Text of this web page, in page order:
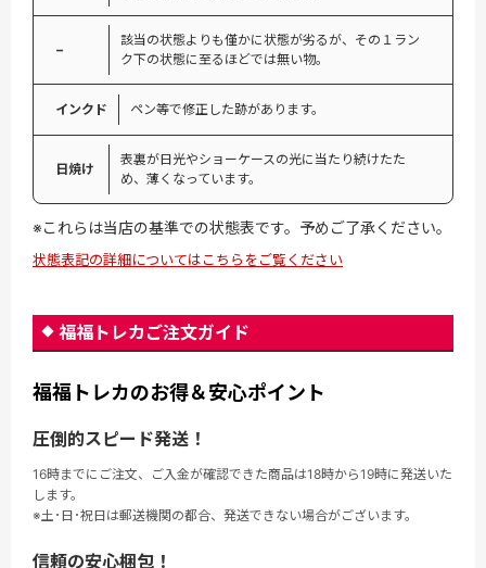
−
該当の状態よりも僅かに状態が劣るが、その１ラン
ク下の状態に至るほどでは無い物。
インクド ペン等で修正した跡があります。
日焼け
表裏が日光やショーケースの光に当たり続けたた
め、薄くなっています。
※これらは当店の基準での状態表です。予めご了承ください。
状態表記の詳細についてはこちらをご覧ください
福福トレカご注文ガイド
福福トレカのお得＆安心ポイント
圧倒的スピード発送！
16時までにご注文、ご入金が確認できた商品は18時から19時に発送いた
します。
※土･日･祝日は郵送機関の都合、発送できない場合がございます。
信頼の安心梱包！